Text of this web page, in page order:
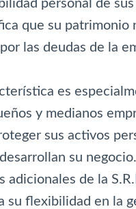
personal de
que su patrimonio
las deudas de la
es
y medianos
sus activos
su
adicionales de la
su flexibilidad en la